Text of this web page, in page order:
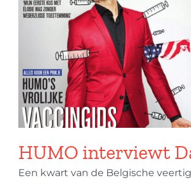
HUMO interviewt
Een kwart van de Belgische